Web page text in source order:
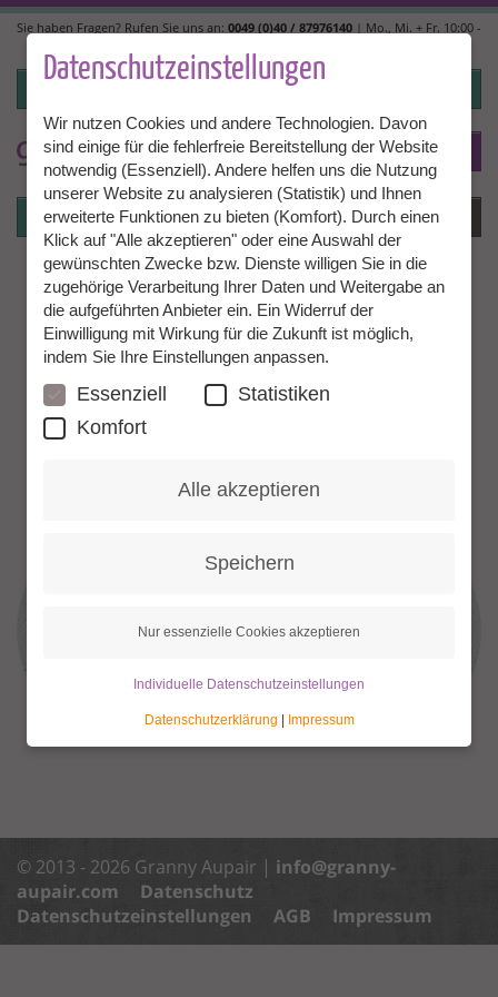
Direkt
zum
Inhalt
Sie haben Fragen? Rufen Sie uns an: 0049 (0)40 / 87976140 | Mo., Mi. + Fr. 10:00 -
DE
Login Menü
© 2013 - 2026 Granny Aupair | info@granny-
aupair.com
Datenschutz
Datenschutzeinstellungen
AGB Impressum
Datenschutzeinstellungen
Wir nutzen Cookies und andere Technologien. Davon
sind einige für die fehlerfreie Bereitstellung der Website
notwendig (Essenziell). Andere helfen uns die Nutzung
unserer Website zu analysieren (Statistik) und Ihnen
erweiterte Funktionen zu bieten (Komfort). Durch einen
Klick auf "Alle akzeptieren" oder eine Auswahl der
gewünschten Zwecke bzw. Dienste willigen Sie in die
zugehörige Verarbeitung Ihrer Daten und Weitergabe an
die aufgeführten Anbieter ein. Ein Widerruf der
Einwilligung mit Wirkung für die Zukunft ist möglich,
indem Sie Ihre Einstellungen anpassen.
Essenziell
Statistiken
Komfort
Alle akzeptieren
Speichern
Nur essenzielle Cookies akzeptieren
Individuelle Datenschutzeinstellungen
Datenschutzerklärung Impressum